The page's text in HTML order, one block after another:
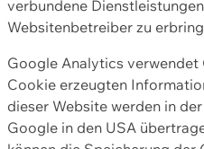
verbundene
Websitenbetreiber zu
Google Analytics verwendet
Cookie erzeugten
dieser Website werden in
Google in den USA